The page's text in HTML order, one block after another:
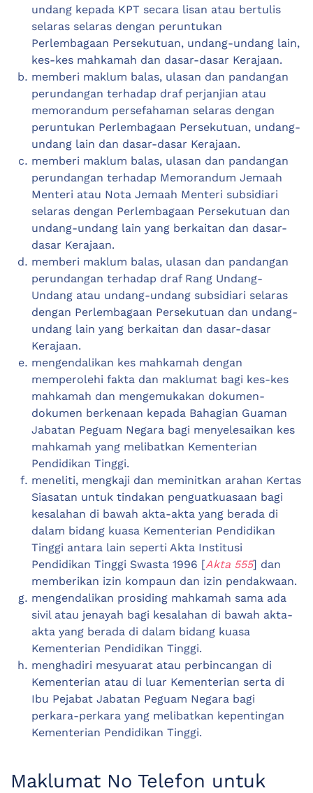
undang kepada KPT secara lisan atau bertulis
selaras selaras dengan peruntukan
Perlembagaan Persekutuan, undang-undang lain,
kes-kes mahkamah dan dasar-dasar Kerajaan.
memberi maklum balas, ulasan dan pandangan
perundangan terhadap draf perjanjian atau
memorandum persefahaman selaras dengan
peruntukan Perlembagaan Persekutuan, undang-
undang lain dan dasar-dasar Kerajaan.
memberi maklum balas, ulasan dan pandangan
perundangan terhadap Memorandum Jemaah
Menteri atau Nota Jemaah Menteri subsidiari
selaras dengan Perlembagaan Persekutuan dan
undang-undang lain yang berkaitan dan dasar-
dasar Kerajaan.
memberi maklum balas, ulasan dan pandangan
perundangan terhadap draf Rang Undang-
Undang atau undang-undang subsidiari selaras
dengan Perlembagaan Persekutuan dan undang-
undang lain yang berkaitan dan dasar-dasar
Kerajaan.
mengendalikan kes mahkamah dengan
memperolehi fakta dan maklumat bagi kes-kes
mahkamah dan mengemukakan dokumen-
dokumen berkenaan kepada Bahagian Guaman
Jabatan Peguam Negara bagi menyelesaikan kes
mahkamah yang melibatkan Kementerian
Pendidikan Tinggi.
meneliti, mengkaji dan meminitkan arahan Kertas
Siasatan untuk tindakan penguatkuasaan bagi
kesalahan di bawah akta-akta yang berada di
dalam bidang kuasa Kementerian Pendidikan
Tinggi antara lain seperti Akta Institusi
Pendidikan Tinggi Swasta 1996 [Akta 555] dan
memberikan izin kompaun dan izin pendakwaan.
mengendalikan prosiding mahkamah sama ada
sivil atau jenayah bagi kesalahan di bawah akta-
akta yang berada di dalam bidang kuasa
Kementerian Pendidikan Tinggi.
menghadiri mesyuarat atau perbincangan di
Kementerian atau di luar Kementerian serta di
Ibu Pejabat Jabatan Peguam Negara bagi
perkara-perkara yang melibatkan kepentingan
Kementerian Pendidikan Tinggi.
Maklumat No Telefon untuk